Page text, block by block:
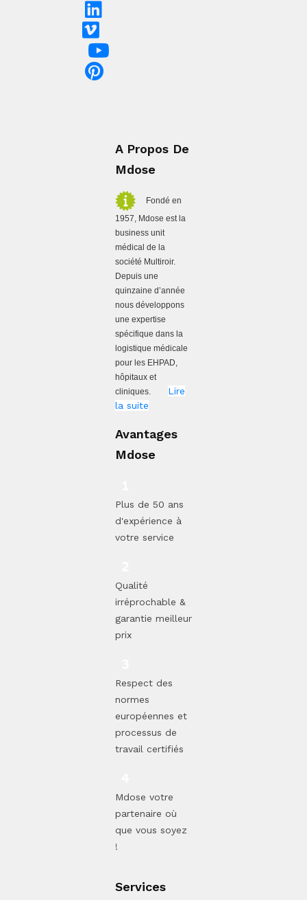
A Propos De
Mdose
Fondé en
1957, Mdose est la
business unit
médical de la
société Multiroir.
Depuis une
quinzaine d’année
nous développons
une expertise
spécifique dans la
logistique médicale
pour les EHPAD,
hôpitaux et
cliniques.
Lire
la suite
Avantages
Mdose
Plus de 50 ans
d'expérience à
votre service
Qualité
irréprochable &
garantie meilleur
prix
Respect des
normes
européennes et
processus de
travail certifiés
Mdose votre
partenaire où
que vous soyez
!
Services